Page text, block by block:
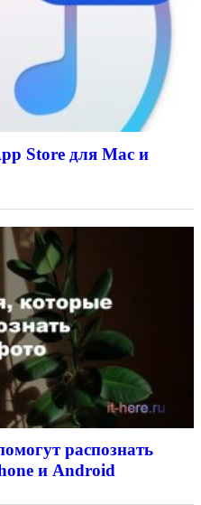
Store для Mac и
распознать
и Android